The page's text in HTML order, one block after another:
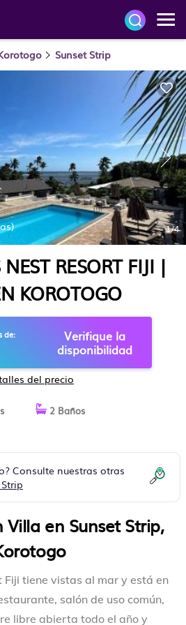
Sunset Strip
1/4
RESORT FIJI |
KOROTOGO
de:
Verifique la
disponibilidad
del precio
2 Baños
Consulte nuestras otras
en Sunset Strip,
Fiji tiene vistas al mar y está en
salón de uso común,
libre abierta todo el año y